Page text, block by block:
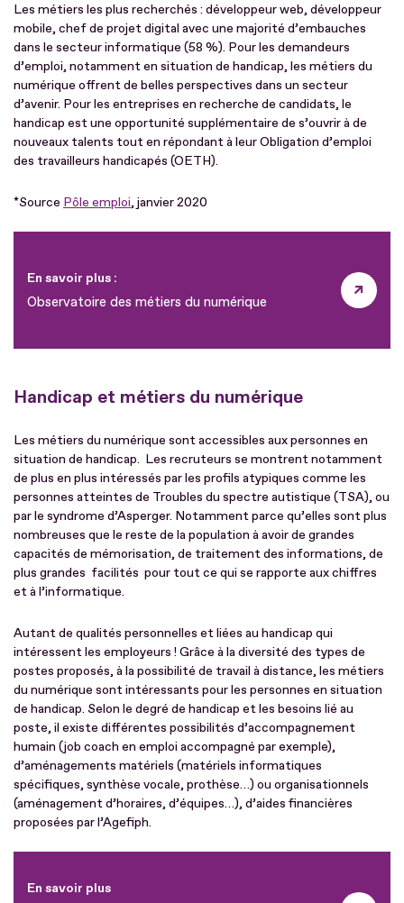
Les métiers les plus recherchés : développeur web, développeur
mobile, chef de projet digital avec une majorité d’embauches
dans le secteur informatique (58 %). Pour les demandeurs
d’emploi, notamment en situation de handicap, les métiers du
numérique offrent de belles perspectives dans un secteur
d’avenir. Pour les entreprises en recherche de candidats, le
handicap est une opportunité supplémentaire de s’ouvrir à de
nouveaux talents tout en répondant à leur Obligation d’emploi
des travailleurs handicapés (OETH).
*Source Pôle emploi, janvier 2020
En savoir plus :
Observatoire des métiers du numérique
Handicap et métiers du numérique
Les métiers du numérique sont accessibles aux personnes en
situation de handicap. Les recruteurs se montrent notamment
de plus en plus intéressés par les profils atypiques comme les
personnes atteintes de Troubles du spectre autistique (TSA), ou
par le syndrome d’Asperger. Notamment parce qu’elles sont plus
nombreuses que le reste de la population à avoir de grandes
capacités de mémorisation, de traitement des informations, de
plus grandes facilités pour tout ce qui se rapporte aux chiffres
et à l’informatique.
Autant de qualités personnelles et liées au handicap qui
intéressent les employeurs ! Grâce à la diversité des types de
postes proposés, à la possibilité de travail à distance, les métiers
du numérique sont intéressants pour les personnes en situation
de handicap. Selon le degré de handicap et les besoins lié au
poste, il existe différentes possibilités d’accompagnement
humain (job coach en emploi accompagné par exemple),
d’aménagements matériels (matériels informatiques
spécifiques, synthèse vocale, prothèse…) ou organisationnels
(aménagement d’horaires, d’équipes…), d’aides financières
proposées par l’Agefiph.
En savoir plus